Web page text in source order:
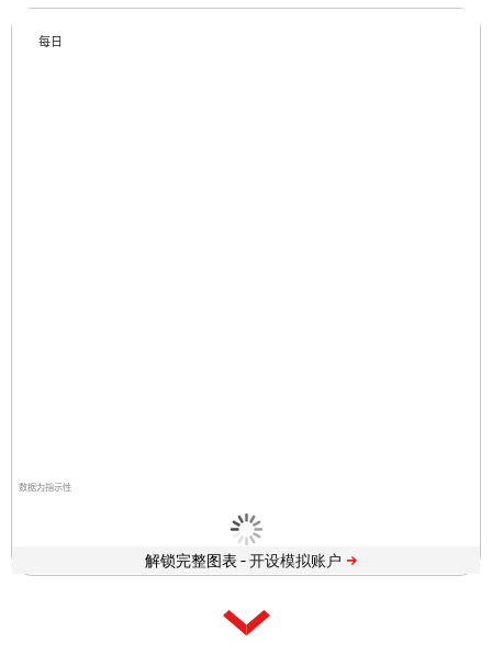
数据为指示性
每日
解锁完整图表 -